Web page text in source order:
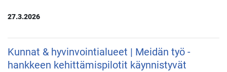
27.3.2026
Kunnat & hyvinvointialueet | Meidän työ -
hankkeen kehittämispilotit käynnistyvät